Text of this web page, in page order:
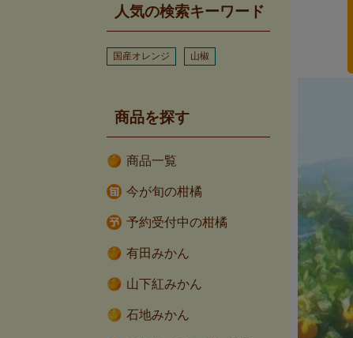
人気の検索キーワード
国産オレンジ 山椒
商品を探す
商品一覧
今が旬の柑橘
予約受付中の柑橘
有田みかん
山下紅みかん
石地みかん